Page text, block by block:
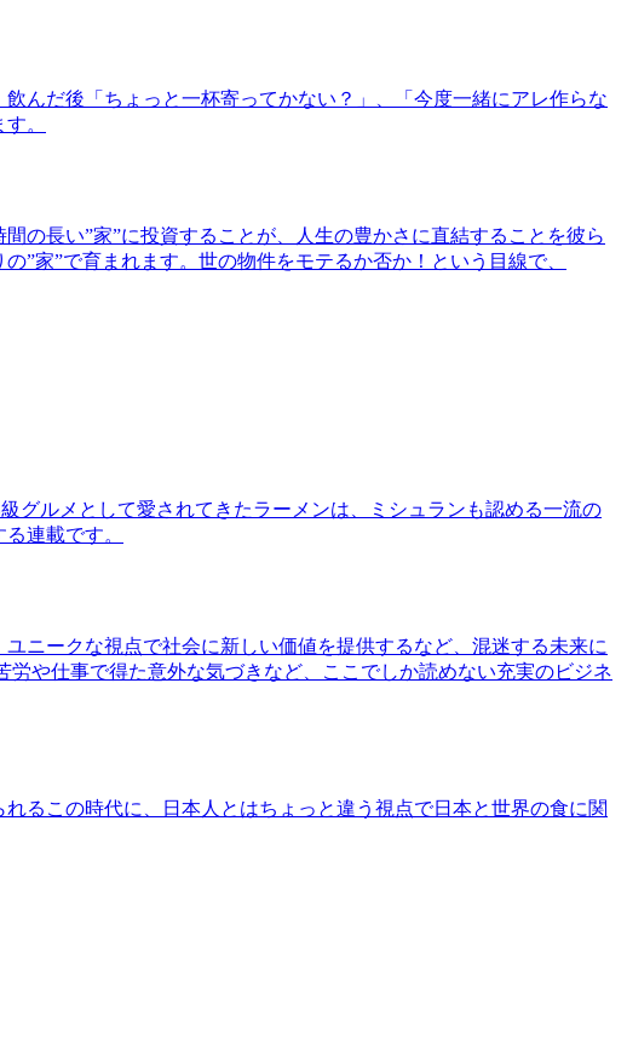
んだ後「ちょっと一杯寄ってかない？」、「今度一緒にアレ作らな
。
の長い”家”に投資することが、人生の豊かさに直結することを彼ら
”家”で育まれます。世の物件をモテるか否か！という目線で、
グルメとして愛されてきたラーメンは、ミシュランも認める一流の
連載です。
ニークな視点で社会に新しい価値を提供するなど、混迷する未来に
や仕事で得た意外な気づきなど、ここでしか読めない充実のビジネ
るこの時代に、日本人とはちょっと違う視点で日本と世界の食に関